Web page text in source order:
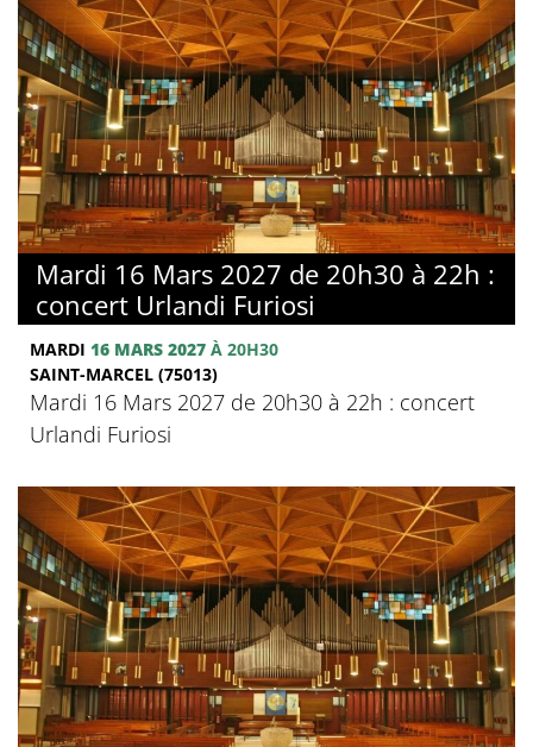
Mardi 16 Mars 2027 de 20h30 à 22h :
concert Urlandi Furiosi
MARDI 16 MARS 2027 À 20H30
SAINT-MARCEL (75013)
Mardi 16 Mars 2027 de 20h30 à 22h : concert
Urlandi Furiosi